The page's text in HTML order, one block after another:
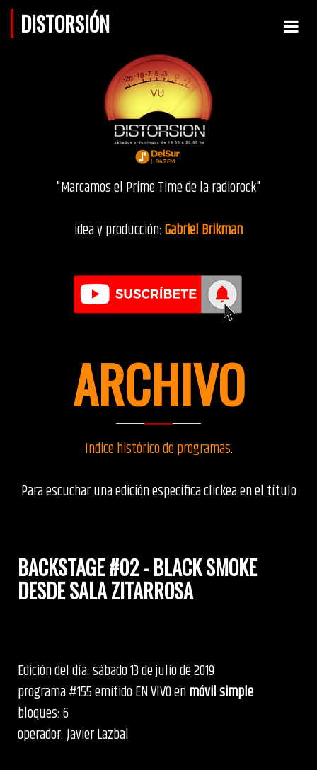
DISTORSIÓN
"Marcamos el Prime Time de la radiorock"
idea y producción:Gabriel Brikman
ARCHIVO
Indice histórico de programas.
Para escuchar una edición específica clickea en el título
BACKSTAGE #02 - BLACK SMOKE
DESDE SALA ZITARROSA
Edición del día: sábado 13 de julio de 2019
programa #155 emitido EN VIVO enmóvil simple
bloques: 6
operador: Javier Lazbal